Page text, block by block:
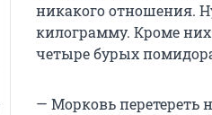
никакого отношения.
килограмму. Кроме
четыре бурых
— Морковь перетереть